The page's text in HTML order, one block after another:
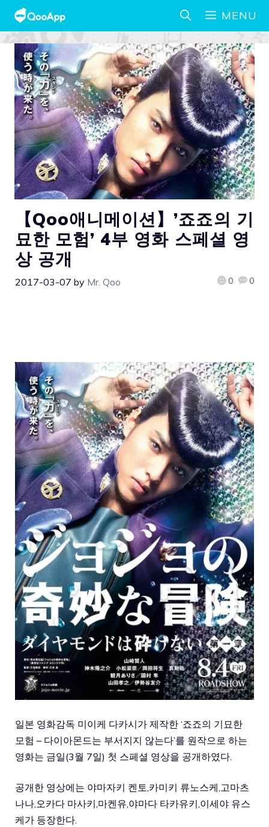
MENU
【Qoo애니메이션】’죠죠의 기
묘한 모험’ 4부 영화 스페셜 영
상 공개
2017-03-07 by Mr. Qoo 0 0
일본 영화감독 미이케 다카시가 제작한 ‘죠죠의 기묘한
모험 – 다이아몬드는 부서지지 않는다’를 원작으로 하는
영화는 금일(3월 7일) 첫 스페셜 영상을 공개하였다.
공개한 영상에는 야마자키 켄토,카미키 류노스케,고마츠
나나,오카다 마사키,마켄유,야마다 타카유키,이세야 유스
케가 등장한다.